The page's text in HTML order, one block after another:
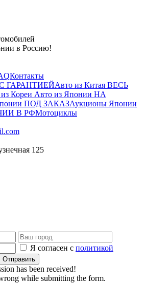
в Россию!
Контакты
ГАРАНТИЕЙАвто из Китая ВЕСЬ
Кореи Авто из Японии НА
ПОД ЗАКАЗАукционы Японии
В РФМотоциклы
125
Я согласен с политикой
has been received!
while submitting the form.